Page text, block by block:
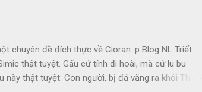
chuyên đề đích thực về Cioran :p Blog NL Triết
thật tuyệt. Gấu cứ tính đi hoài, mà cứ lu bu
thật tuyệt: Con người, bị đá văng ra khỏi Thiên